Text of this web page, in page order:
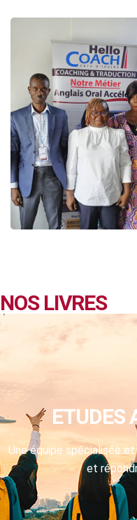
NOS LIVRES
ETUDES
Une équipe spécialisée
et